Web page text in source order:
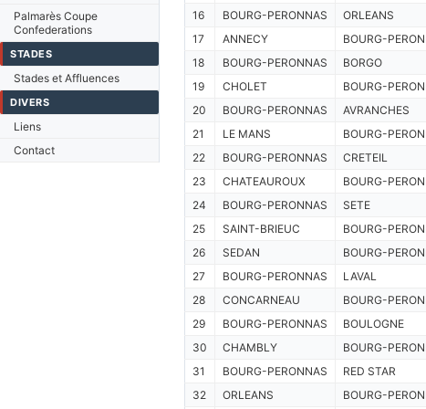
Palmarès Coupe
Confederations
STADES
Stades et Affluences
DIVERS
Liens
Contact
16
BOURG-PERONNAS ORLEANS
17
ANNECY BOURG-
18
BOURG-PERONNAS BORGO
19
CHOLET BOURG-
20
BOURG-PERONNAS AVRANCHES
21
LE MANS BOURG-
22
BOURG-PERONNAS CRETEIL
23
CHATEAUROUX BOURG-
24
BOURG-PERONNAS SETE
25
SAINT-BRIEUC BOURG-
26
SEDAN BOURG-
27
BOURG-PERONNAS LAVAL
28
CONCARNEAU BOURG-
29
BOURG-PERONNAS BOULOGNE
30
CHAMBLY BOURG-
31
BOURG-PERONNAS RED STAR
32
ORLEANS BOURG-